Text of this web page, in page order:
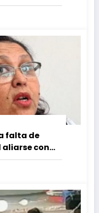
falta de
aliarse con